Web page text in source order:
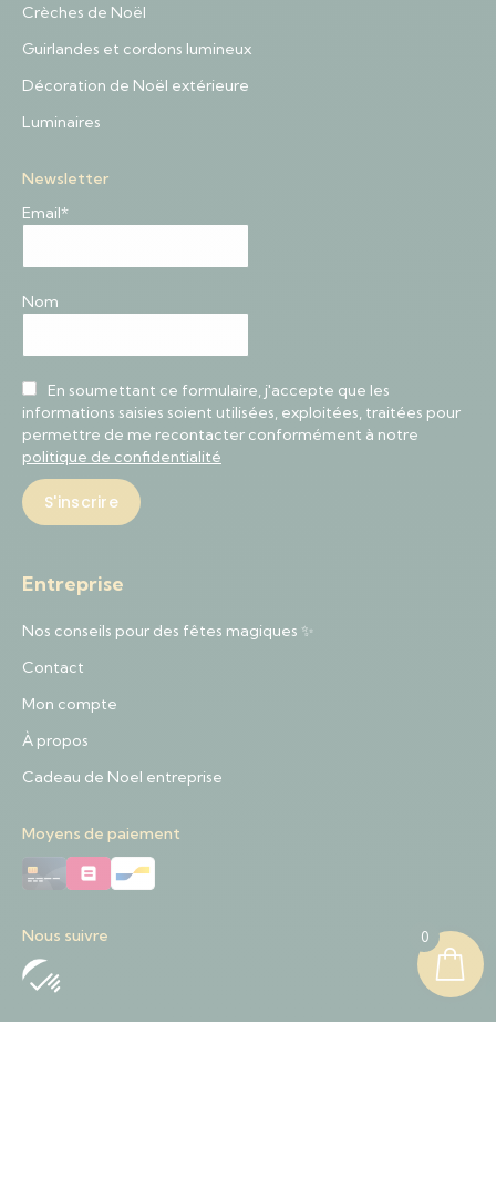
Crèches de Noël
Guirlandes et cordons lumineux
Décoration de Noël extérieure
Luminaires
Newsletter
Email*
Nom
En soumettant ce formulaire, j'accepte que les
informations saisies soient utilisées, exploitées, traitées pour
permettre de me recontacter conformément à notre
politique de confidentialité
Entreprise
Nos conseils pour des fêtes magiques ✨
Contact
Mon compte
À propos
Cadeau de Noel entreprise
Moyens de paiement
Nous suivre 0